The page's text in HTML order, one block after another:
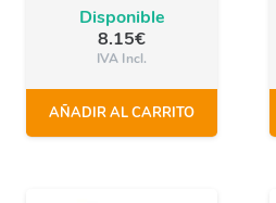
Disponible
8.15€
IVA Incl.
AÑADIR AL CARRITO